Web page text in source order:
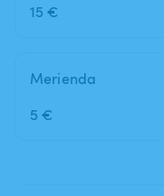
15 €
Merienda
5 €